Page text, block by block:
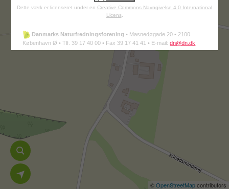
©OpenStreetMapcontributors
Dette værk er licenseret under en Creative Commons Navngivelse 4.0 International
Licens.
Danmarks Naturfredningsforening • Masnedøgade 20 • 2100
København Ø • Tlf. 39 17 40 00 • Fax 39 17 41 41 • E-mail:dn@dn.dk